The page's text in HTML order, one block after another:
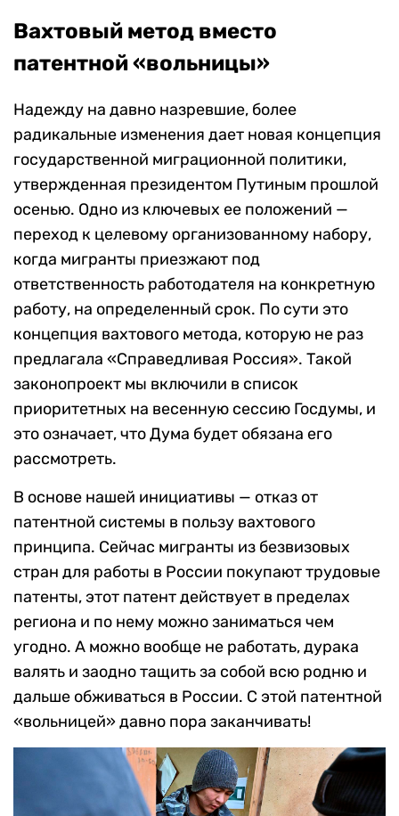
Вахтовый метод вместо
патентной «вольницы»
Надежду на давно назревшие, более
радикальные изменения дает новая концепция
государственной миграционной политики,
утвержденная президентом Путиным прошлой
осенью. Одно из ключевых ее положений —
переход к целевому организованному набору,
когда мигранты приезжают под
ответственность работодателя на конкретную
работу, на определенный срок. По сути это
концепция вахтового метода, которую не раз
предлагала «Справедливая Россия». Такой
законопроект мы включили в список
приоритетных на весенную сессию Госдумы, и
это означает, что Дума будет обязана его
рассмотреть.
В основе нашей инициативы — отказ от
патентной системы в пользу вахтового
принципа. Сейчас мигранты из безвизовых
стран для работы в России покупают трудовые
патенты, этот патент действует в пределах
региона и по нему можно заниматься чем
угодно. А можно вообще не работать, дурака
валять и заодно тащить за собой всю родню и
дальше обживаться в России. С этой патентной
«вольницей» давно пора заканчивать!